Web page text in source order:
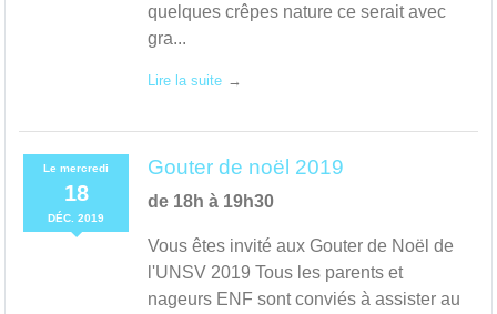
quelques crêpes nature ce serait avec
gra...
Lire la suite
Lemercredi
18
DÉC. 2019
Gouter de noël 2019
de 18h à 19h30
Vous êtes invité aux Gouter de Noël de
l'UNSV 2019 Tous les parents et
nageurs ENF sont conviés à assister au